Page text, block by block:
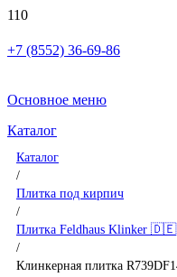
+7 (8552) 36-69-86
Основное меню
Каталог
Каталог
/
Плитка под кирпич
/
Плитка Feldhaus Klinker 🇩🇪
/
Клинкерная плитка